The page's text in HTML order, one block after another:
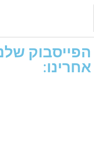
הפייסבוק
אחרינו: